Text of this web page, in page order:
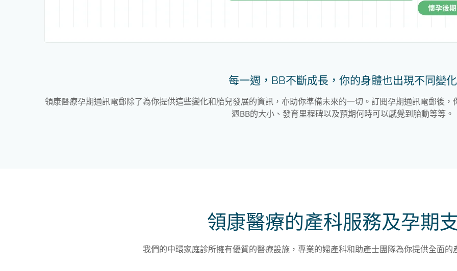
每一週，BB不斷成長，你的身體也出現不同變化
領康醫療孕期通訊電郵除了為你提供這些變化和胎兒發展的資訊，亦助你準備未來的一切。訂閱孕期通訊電郵後
週BB的大小、發育里程碑以及預期何時可以感覺到胎動等等。
領康醫療的產科服務及孕期
我們的中環家庭診所擁有優質的醫療設施，專業的婦產科和助產士團隊為你提供全面的